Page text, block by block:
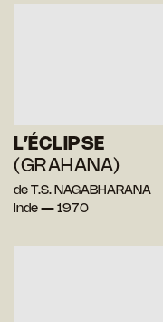
L’ÉCLIPSE
(GRAHANA)
de T.S. NAGABHARANA
Inde — 1970